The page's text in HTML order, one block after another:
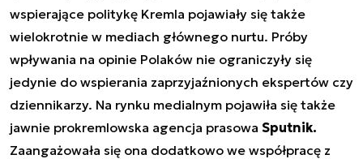
wspierające politykę Kremla pojawiały się także
wielokrotnie w mediach głównego nurtu. Próby
wpływania na opinie Polaków nie ograniczyły się
jedynie do wspierania zaprzyjaźnionych ekspertów czy
dziennikarzy. Na rynku medialnym pojawiła się także
jawnie prokremlowska agencja prasowa Sputnik.
Zaangażowała się ona dodatkowo we współpracę z